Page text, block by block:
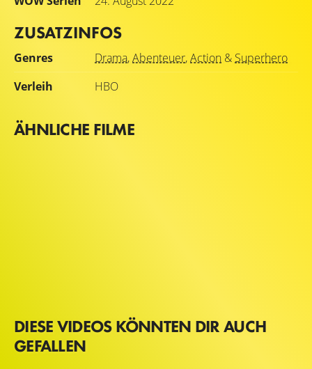
ZUSATZINFOS
Genres Drama,Abenteuer,Action & Superhero
Verleih
HBO
ÄHNLICHE FILME
DIESE VIDEOS KÖNNTEN DIR AUCH
GEFALLEN